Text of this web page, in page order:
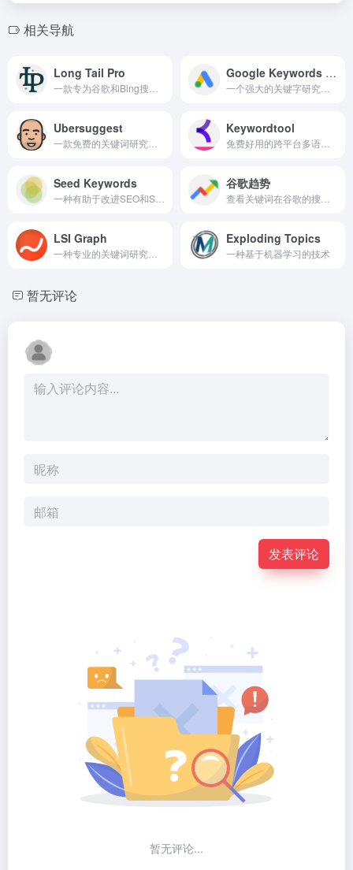
相关导航
Long Tail Pro Google Keywords Planner
Ubersuggest Keywordtool
Seed Keywords 谷歌趋势
LSI Graph Exploding Topics
一种基于机器学习的技术
暂无评论
发表评论
暂无评论...